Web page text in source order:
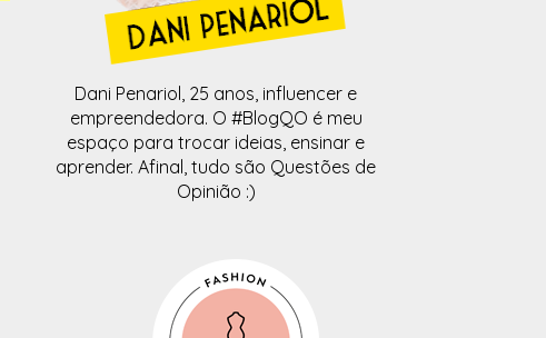
Dani Penariol, 25 anos, influencer e
empreendedora. O #BlogQO é meu
espaço para trocar ideias, ensinar e
aprender. Afinal, tudo são Questões de
Opinião :)